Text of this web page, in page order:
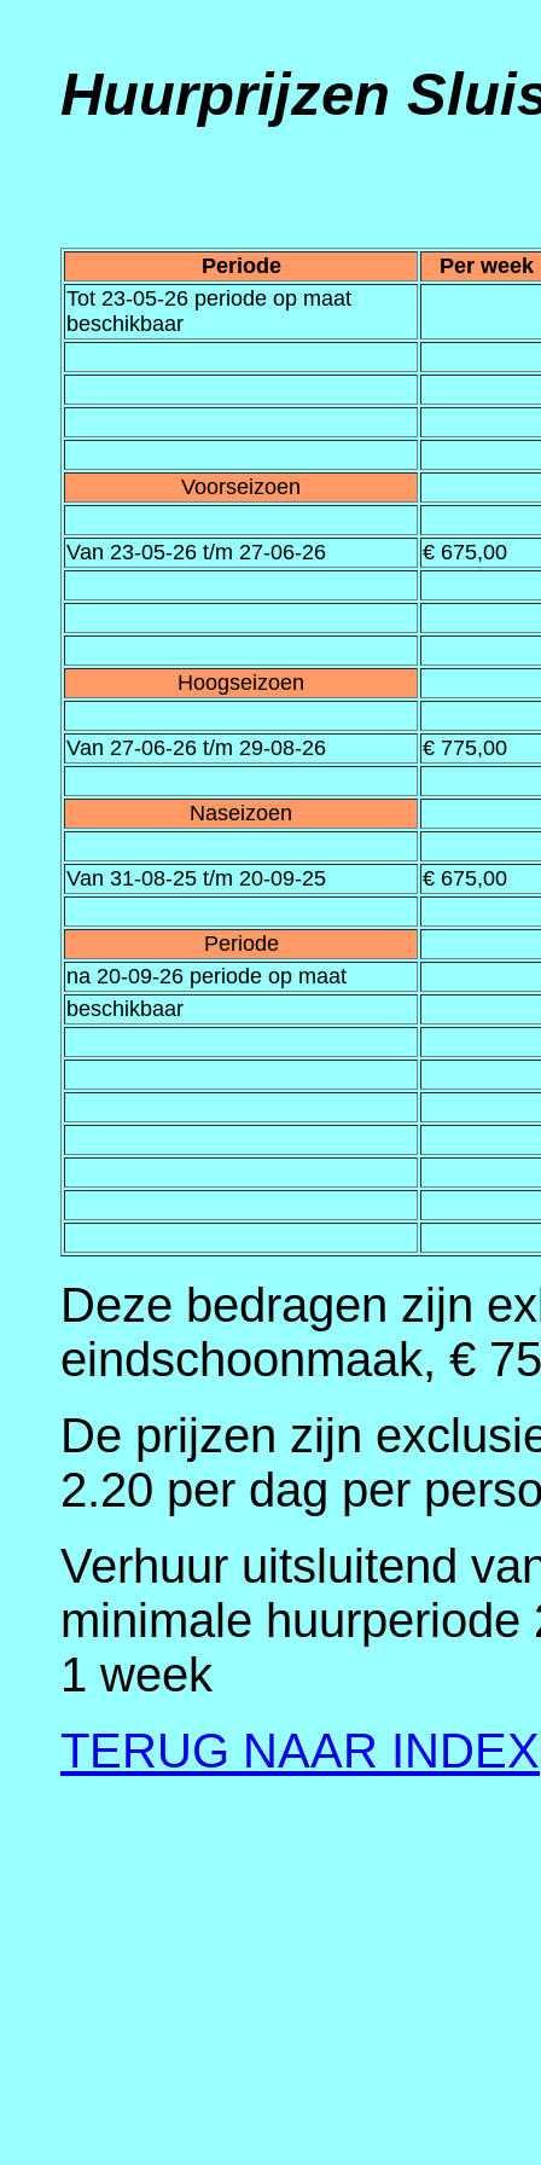
Huurprijzen
Periode
Per week
Tot 23-05-26 periode op maat
beschikbaar
Voorseizoen
Van 23-05-26 t/m 27-06-26 € 675,00
Hoogseizoen
Van 27-06-26 t/m 29-08-26 € 775,00
Naseizoen
Van 31-08-25 t/m 20-09-25 € 675,00
Periode
na 20-09-26 periode op maat
beschikbaar
Deze bedragen zijn
eindschoonmaak, €
De prijzen zijn
2.20 per dag per
Verhuur uitsluitend
minimale
1 week
TERUG NAAR INDEX